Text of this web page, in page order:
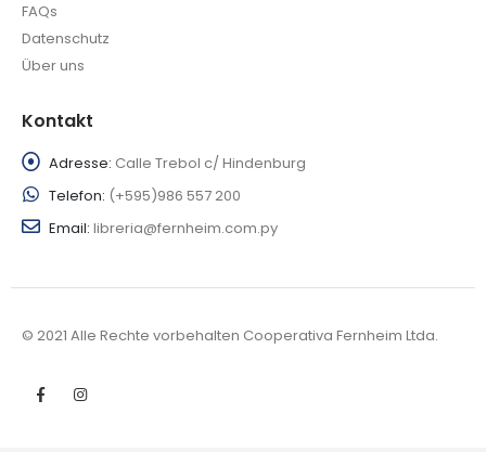
FAQs
Datenschutz
Über uns
Kontakt
Adresse: Calle Trebol c/ Hindenburg
Telefon: (+595)986 557 200
Email: libreria@fernheim.com.py
© 2021 Alle Rechte vorbehalten Cooperativa Fernheim Ltda.